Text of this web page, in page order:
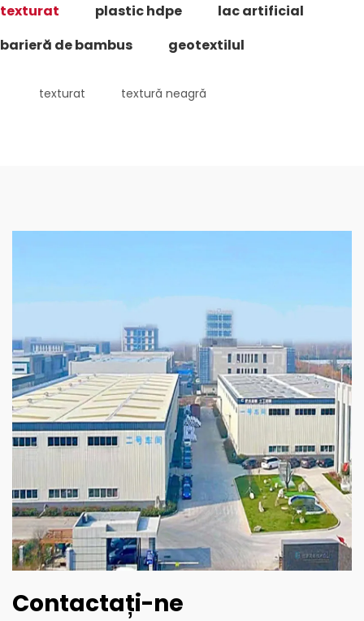
texturat plastic hdpe
lac artificial
barieră de bambus
geotextilul
texturat textură neagră
Contactați-ne